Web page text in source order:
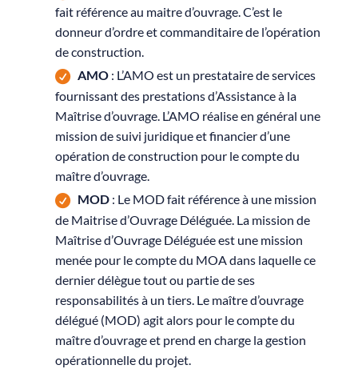
fait référence au maitre d’ouvrage. C’est le
donneur d’ordre et commanditaire de l’opération
de construction.
AMO : L’AMO est un prestataire de services
fournissant des prestations d’Assistance à la
Maîtrise d’ouvrage. L’AMO réalise en général une
mission de suivi juridique et financier d’une
opération de construction pour le compte du
maître d’ouvrage.
MOD : Le MOD fait référence à une mission
de Maitrise d’Ouvrage Déléguée. La mission de
Maîtrise d’Ouvrage Déléguée est une mission
menée pour le compte du MOA dans laquelle ce
dernier délègue tout ou partie de ses
responsabilités à un tiers. Le maître d’ouvrage
délégué (MOD) agit alors pour le compte du
maître d’ouvrage et prend en charge la gestion
opérationnelle du projet.